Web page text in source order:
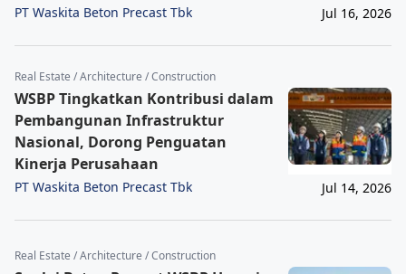
PT Waskita Beton Precast Tbk Jul 16, 2026
Real Estate / Architecture / Construction
WSBP Tingkatkan Kontribusi dalam
Pembangunan Infrastruktur
Nasional, Dorong Penguatan
Kinerja Perusahaan
PT Waskita Beton Precast Tbk Jul 14, 2026
Real Estate / Architecture / Construction